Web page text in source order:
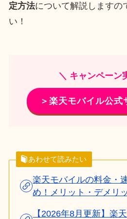
定方法について解説しますの
い！
＼ キャンペーン
＞楽天モバイル公式
あわせて読みたい
楽天モバイルの料金・
め！メリット・デメリ
【2026年8月更新】楽